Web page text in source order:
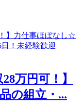
万円可！】
の組立・...